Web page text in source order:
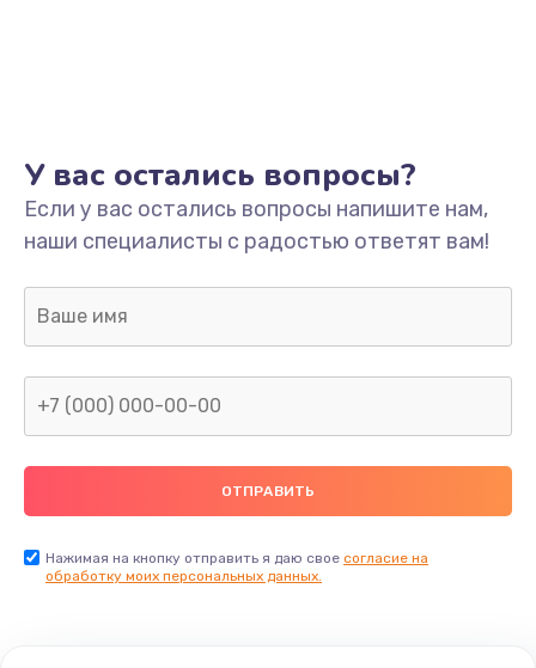
Не включается
1400 руб.
Заказать
Нет звука
800 руб.
Не видит флешку
400 руб.
Заказать
У вас остались вопросы?
Если у вас остались вопросы напишите нам,
наши специалисты с радостью ответят вам!
Нажимая на кнопку отправить я даю свое согласие на
обработку моих персональных данных.